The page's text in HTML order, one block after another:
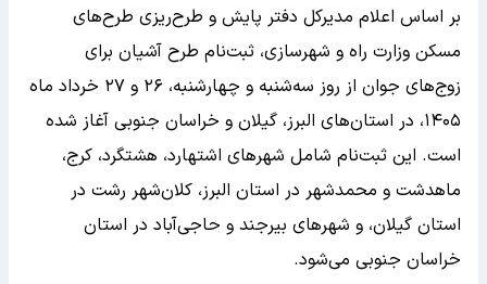
بر اساس اعلام مدیرکل دفتر پایش و طرح‌ریزی طرح‌های
مسکن وزارت راه و شهرسازی، ثبت‌نام طرح آشیان برای
زوج‌های جوان از روز سه‌شنبه و چهارشنبه، ۲۶ و ۲۷ خرداد ماه
۱۴۰۵، در استان‌های البرز، گیلان و خراسان جنوبی آغاز شده
است. این ثبت‌نام شامل شهر‌های اشتهارد، هشتگرد، کرج،
ماهدشت و محمدشهر در استان البرز، کلان‌شهر رشت در
استان گیلان، و شهر‌های بیرجند و حاجی‌آباد در استان
خراسان جنوبی می‌شود.